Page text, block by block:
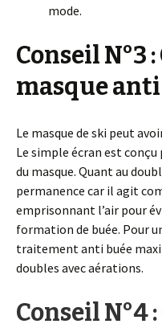
mode.
Conseil N°3
masque anti
Le masque de ski peut
Le simple écran est
du masque. Quant au
permanence car il agit
emprisonnant l’air pour
formation de buée. Pour
traitement anti buée
doubles avec aérations.
Conseil N°4